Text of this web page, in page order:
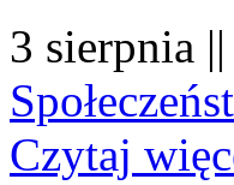
3 sierpnia
Czytaj